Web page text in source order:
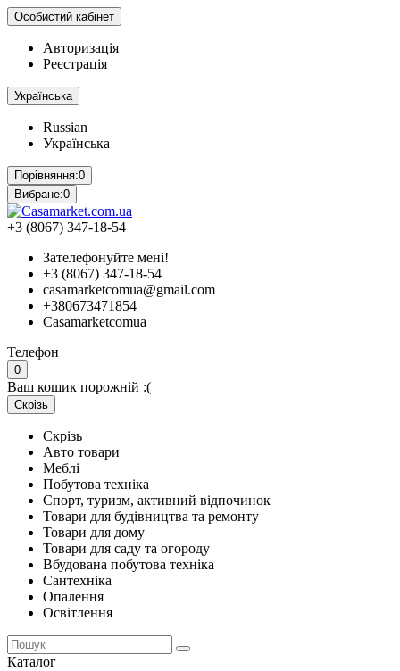
Особистий кабінет
Авторизація
Реєстрація
Українська
Russian
Українська
Порівняння:0
Вибране:0
+3 (8067) 347-18-54
Зателефонуйте мені!
+3 (8067) 347-18-54
casamarketcomua@gmail.com
+380673471854
Casamarketcomua
Телефон
0
Ваш кошик порожній :(
Скрізь
Скрізь
Авто товари
Меблі
Побутова техніка
Спорт, туризм, активний відпочинок
Товари для будівництва та ремонту
Товари для дому
Товари для саду та огороду
Вбудована побутова техніка
Сантехніка
Опалення
Освітлення
Каталог